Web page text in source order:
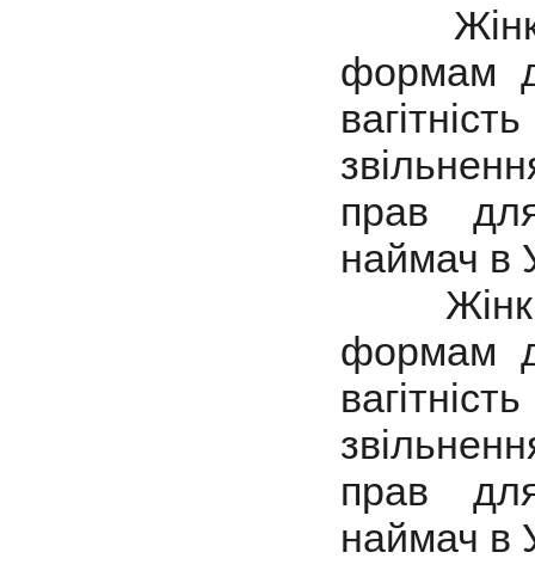
Жінки в
формам
прав
наймач в
Жінки в
формам
прав
наймач в